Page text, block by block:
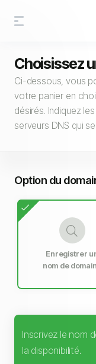
Choisissez
Ci-dessous, vous
votre panier en
désirés. Indiquez
serveurs DNS qui
Option du
Enregistrer
nom de
Inscrivez le nom
la disponibilité.